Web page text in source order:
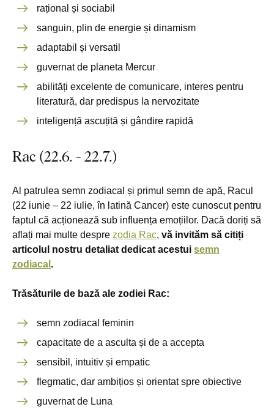
rațional și sociabil
sanguin, plin de energie și dinamism
adaptabil și versatil
guvernat de planeta Mercur
abilități excelente de comunicare, interes pentru
literatură, dar predispus la nervozitate
inteligență ascuțită și gândire rapidă
Rac (22.6. - 22.7.)
Al patrulea semn zodiacal și primul semn de apă, Racul
(22 iunie – 22 iulie, în latină Cancer) este cunoscut pentru
faptul că acționează sub influența emoțiilor. Dacă doriți să
aflați mai multe despre zodia Rac, vă invităm să citiți
articolul nostru detaliat dedicat acestui semn
zodiacal .
Trăsăturile de bază ale zodiei Rac:
semn zodiacal feminin
capacitate de a asculta și de a accepta
sensibil, intuitiv și empatic
flegmatic, dar ambițios și orientat spre obiective
guvernat de Luna